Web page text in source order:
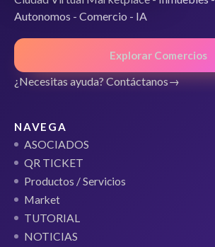
Autonomos - Comercio - IA
Explorar Comercios
¿Necesitas ayuda? Contáctanos
NAVEGA
ASOCIADOS
QR TICKET
Productos / Servicios
Market
TUTORIAL
NOTICIAS